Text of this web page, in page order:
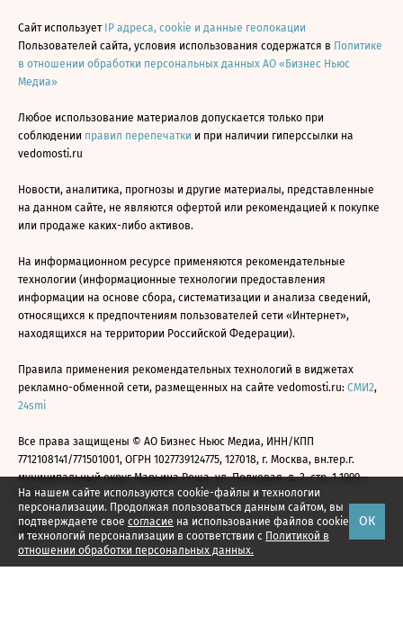
На нашем сайте используются cookie-файлы и технологии
персонализации. Продолжая пользоваться данным сайтом, вы
подтверждаете свое согласие на использование файлов cookie
и технологий персонализации в соответствии с Политикой в
отношении обработки персональных данных.
ОК
Сайт использует IP адреса, cookie и данные геолокации
Пользователей сайта, условия использования содержатся в Политике
в отношении обработки персональных данных АО «Бизнес Ньюс
Медиа»
Любое использование материалов допускается только при
соблюдении правил перепечатки и при наличии гиперссылки на
vedomosti.ru
Новости, аналитика, прогнозы и другие материалы, представленные
на данном сайте, не являются офертой или рекомендацией к покупке
или продаже каких-либо активов.
На информационном ресурсе применяются рекомендательные
технологии (информационные технологии предоставления
информации на основе сбора, систематизации и анализа сведений,
относящихся к предпочтениям пользователей сети «Интернет»,
находящихся на территории Российской Федерации).
Правила применения рекомендательных технологий в виджетах
рекламно-обменной сети, размещенных на сайте vedomosti.ru: СМИ2,
24smi
Все права защищены © АО Бизнес Ньюс Медиа, ИНН/КПП
7712108141/771501001, ОГРН 1027739124775, 127018, г. Москва, вн.тер.г.
муниципальный округ Марьина Роща, ул. Полковая, д. 3, стр. 1 1999—
2026